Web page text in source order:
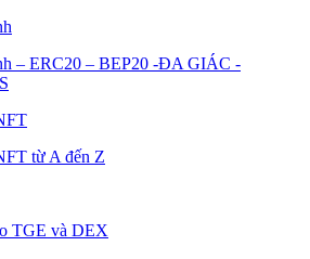
– ERC20 – BEP20 -ĐA GIÁC -
từ A đến Z
TGE và DEX